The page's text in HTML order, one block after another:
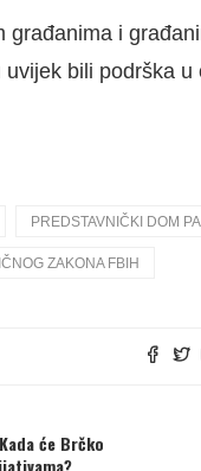
građanima i
bili podrška
PREDSTAVNIČKI DOM
ZAKONA FBIH
će Brčko